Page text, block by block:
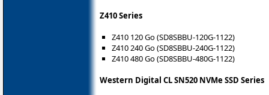
Z410 Series
Z410 120 Go (SD8SBBU-120G-1122)
Z410 240 Go (SD8SBBU-240G-1122)
Z410 480 Go (SD8SBBU-480G-1122)
Western Digital CL SN520 NVMe SSD Series